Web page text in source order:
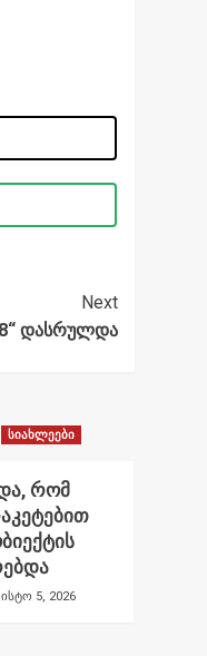
Next
დასრულდა
სიახლეები
რომ
5, 2026